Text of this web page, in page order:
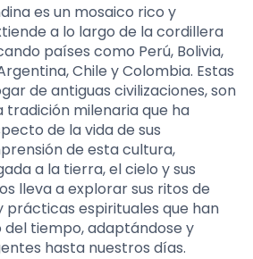
es un mosaico rico y
a lo largo de la cordillera
países como Perú, Bolivia,
Chile y Colombia. Estas
de antiguas civilizaciones, son
tradición milenaria que ha
de la vida de sus
de esta cultura,
a la tierra, el cielo y sus
lleva a explorar sus ritos de
prácticas espirituales que han
del tiempo, adaptándose y
hasta nuestros días.